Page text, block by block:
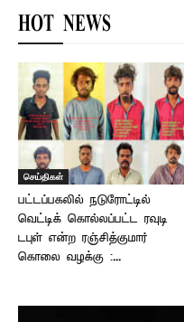
HOT NEWS
செய்திகள்
பட்டப்பகலில் நடுரோட்டில்
வெட்டிக் கொல்லப்பட்ட ரவுடி
டபுள் என்ற ரஞ்சித்குமார்
கொலை வழக்கு :...